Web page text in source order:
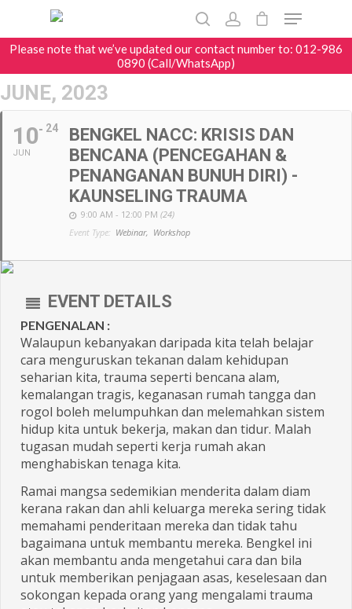
Please note that we’ve updated our contact number to: 012-986
0890 (Call/WhatsApp)
Hit enter to search or ESC to close
JUNE, 2023
10
JUN
24
BENGKEL NACC: KRISIS DAN
BENCANA (PENCEGAHAN &
PENANGANAN BUNUH DIRI) -
KAUNSELING TRAUMA
9:00 AM - 12:00 PM (24)
Event Type: Webinar, Workshop
EVENT DETAILS
PENGENALAN :
Walaupun kebanyakan daripada kita telah belajar
cara menguruskan tekanan dalam kehidupan
seharian kita, trauma seperti bencana alam,
kemalangan tragis, keganasan rumah tangga dan
rogol boleh melumpuhkan dan melemahkan sistem
hidup kita untuk bekerja, makan dan tidur. Malah
tugasan mudah seperti kerja rumah akan
menghabiskan tenaga kita.
Ramai mangsa sedemikian menderita dalam diam
kerana rakan dan ahli keluarga mereka sering tidak
memahami penderitaan mereka dan tidak tahu
bagaimana untuk membantu mereka. Bengkel ini
akan membantu anda mengetahui cara dan bila
untuk memberikan penjagaan asas, keselesaan dan
sokongan kepada orang yang mengalami trauma